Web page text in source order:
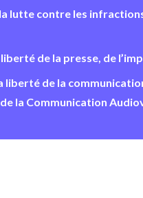
lutte contre les
de la presse, de
liberté de la
la Communication